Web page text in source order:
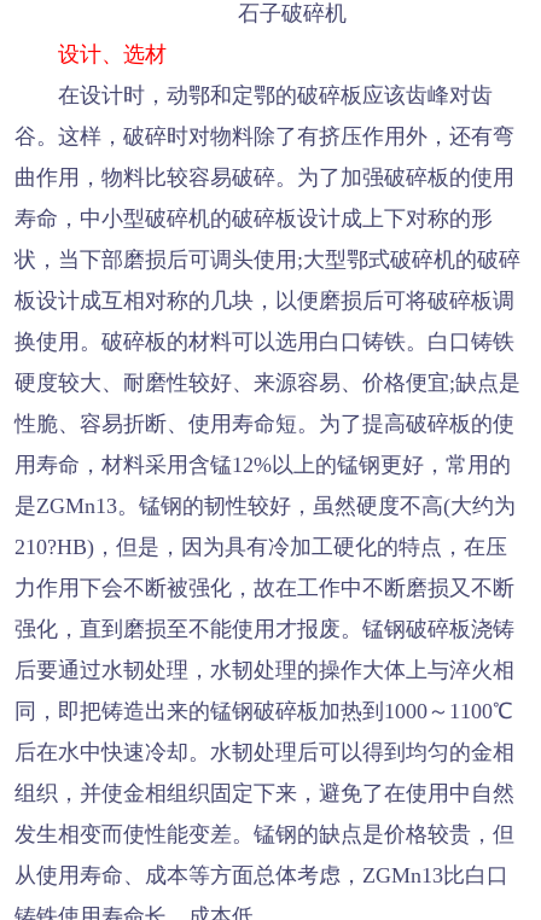
石子破碎机
设计、选材
在设计时，动鄂和定鄂的破碎板应该齿峰对齿
谷。这样，破碎时对物料除了有挤压作用外，还有弯
曲作用，物料比较容易破碎。为了加强破碎板的使用
寿命，中小型破碎机的破碎板设计成上下对称的形
状，当下部磨损后可调头使用;大型鄂式破碎机的破碎
板设计成互相对称的几块，以便磨损后可将破碎板调
换使用。破碎板的材料可以选用白口铸铁。白口铸铁
硬度较大、耐磨性较好、来源容易、价格便宜;缺点是
性脆、容易折断、使用寿命短。为了提高破碎板的使
用寿命，材料采用含锰12%以上的锰钢更好，常用的
是ZGMn13。锰钢的韧性较好，虽然硬度不高(大约为
210?HB)，但是，因为具有冷加工硬化的特点，在压
力作用下会不断被强化，故在工作中不断磨损又不断
强化，直到磨损至不能使用才报废。锰钢破碎板浇铸
后要通过水韧处理，水韧处理的操作大体上与淬火相
同，即把铸造出来的锰钢破碎板加热到1000～1100℃
后在水中快速冷却。水韧处理后可以得到均匀的金相
组织，并使金相组织固定下来，避免了在使用中自然
发生相变而使性能变差。锰钢的缺点是价格较贵，但
从使用寿命、成本等方面总体考虑，ZGMn13比白口